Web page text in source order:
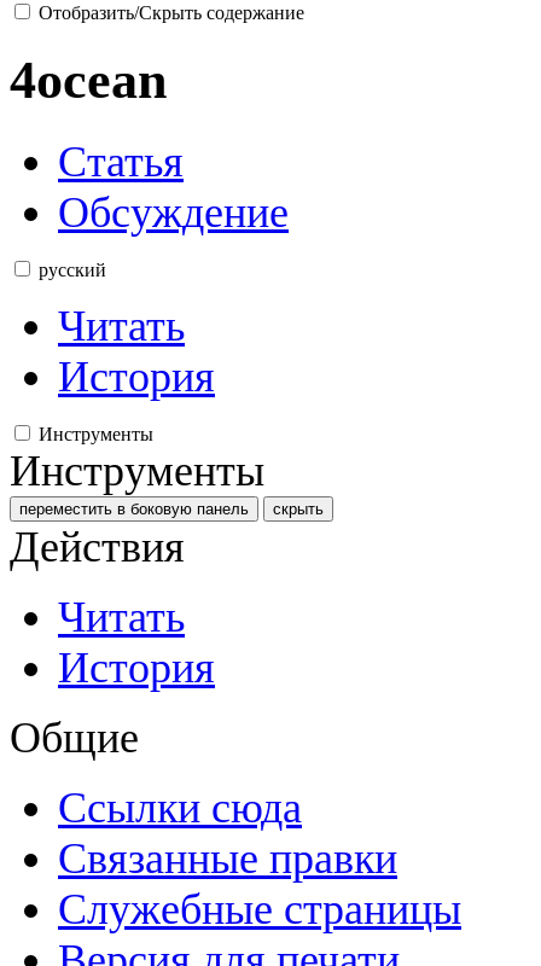
Отобразить/Скрыть содержание
4ocean
Статья
Обсуждение
русский
Читать
История
Инструменты
Инструменты
переместить в боковую панель скрыть
Действия
Читать
История
Общие
Ссылки сюда
Связанные правки
Служебные страницы